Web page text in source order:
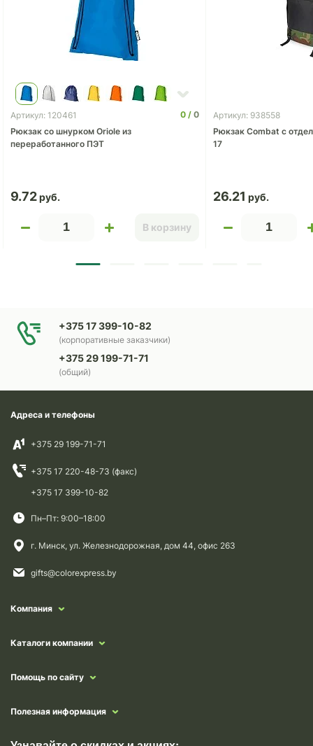
Артикул: 120461 0
0
Рюкзак со шнурком Oriole из
переработанного ПЭТ
9.72
В корзину
Артикул: 938558
Рюкзак Combat с
17
26.21
+375 17 399-10-82
(корпоративные заказчики)
+375 29 199-71-71
(общий)
Адреса и телефоны
+375 29 199-71-71
+375 17 220-48-73 (факс)
+375 17 399-10-82
Пн–Пт: 9:00–18:00
г. Минск, ул. Железнодорожная, дом 44, офис 263
gifts@colorexpress.by
Компания
Каталоги компании
Помощь по сайту
Полезная информация